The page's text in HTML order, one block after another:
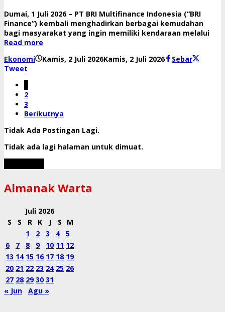
Dumai, 1 Juli 2026 – PT BRI Multifinance Indonesia (“BRI
Finance”) kembali menghadirkan berbagai kemudahan
bagi masyarakat yang ingin memiliki kendaraan melalui
Read more
Ekonomi
Kamis, 2 Juli 2026Kamis, 2 Juli 2026olehSebar
Tweet
2
3
Berikutnya
Tidak Ada Postingan Lagi.
Tidak ada lagi halaman untuk dimuat.
Almanak Warta
Juli 2026
S
S R K J S
M
1
2 3 4
5
6
7 8 9 10 11 12
13 14 15 16 17 18 19
20 21 22 23 24 25 26
27 28 29 30 31
« Jun
Agu »